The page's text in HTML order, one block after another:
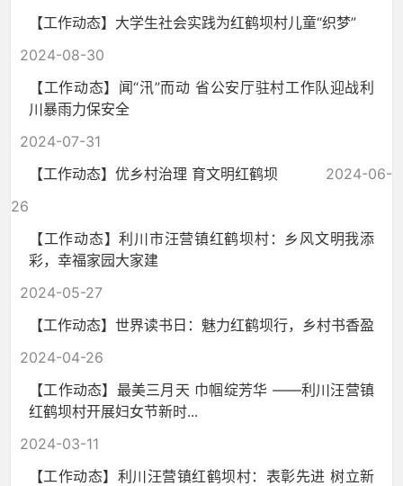
【工作动态】大学生社会实践为红鹤坝村儿童“织梦”
2024-08-30
【工作动态】闻“汛”而动 省公安厅驻村工作队迎战利
川暴雨力保安全
2024-07-31
【工作动态】优乡村治理 育文明红鹤坝
2024-06-
26
【工作动态】利川市汪营镇红鹤坝村：乡风文明我添
彩，幸福家园大家建
2024-05-27
【工作动态】世界读书日：魅力红鹤坝行，乡村书香盈
2024-04-26
【工作动态】最美三月天 巾帼绽芳华 ——利川汪营镇
红鹤坝村开展妇女节新时...
2024-03-11
【工作动态】利川汪营镇红鹤坝村：表彰先进 树立新